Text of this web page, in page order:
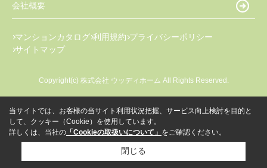
会社概要
マンションカタログ 利用規約 プライバシーポリシー
サイトマップ
Copyright(c) 株式会社 ウッディホーム All Rights Reserved.
当サイトでは、お客様の当サイト利用状況把握、サービス向上検討を目的と
して、クッキー（Cookie）を使用しています。
詳しくは、当社の 「Cookieの取扱いについて」 をご確認ください。
閉じる